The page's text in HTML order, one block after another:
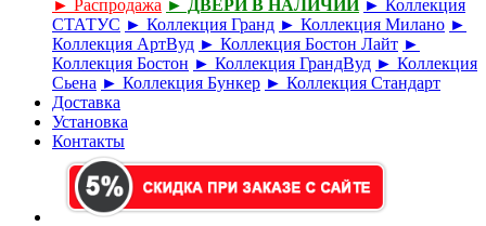
► Распродажа ► ДВЕРИ В НАЛИЧИИ ► Коллекция
СТАТУС ► Коллекция Гранд ► Коллекция Милано ►
Коллекция АртВуд ► Коллекция Бостон Лайт ►
Коллекция Бостон ► Коллекция ГрандВуд ► Коллекция
Сьена ► Коллекция Бункер ► Коллекция Стандарт
Доставка
Установка
Контакты